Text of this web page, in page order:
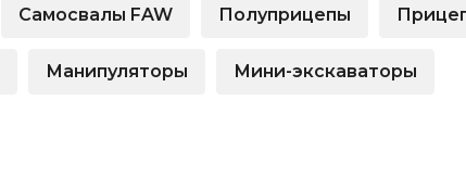
Самосвалы FAW Полуприцепы
Манипуляторы Мини-экскаваторы